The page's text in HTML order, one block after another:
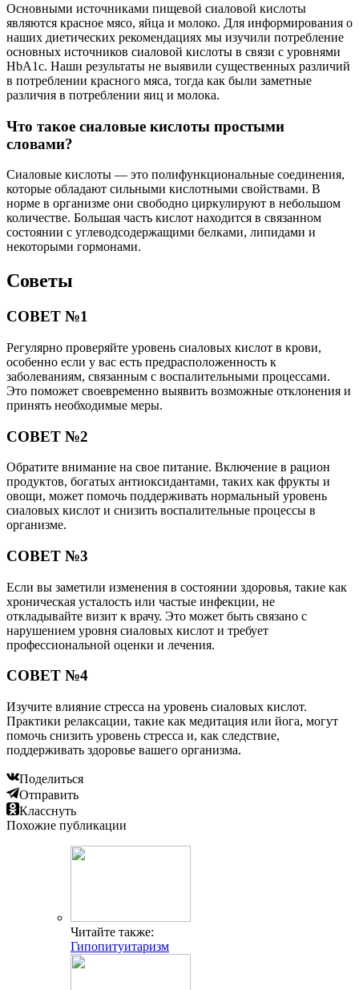
Основными источниками пищевой сиаловой кислоты
являются красное мясо, яйца и молоко. Для информирования о
наших диетических рекомендациях мы изучили потребление
основных источников сиаловой кислоты в связи с уровнями
HbA1c. Наши результаты не выявили существенных различий
в потреблении красного мяса, тогда как были заметные
различия в потреблении яиц и молока.
Что такое сиаловые кислоты простыми
словами?
Сиаловые кислоты — это полифункциональные соединения,
которые обладают сильными кислотными свойствами. В
норме в организме они свободно циркулируют в небольшом
количестве. Большая часть кислот находится в связанном
состоянии с углеводсодержащими белками, липидами и
некоторыми гормонами.
Советы
СОВЕТ №1
Регулярно проверяйте уровень сиаловых кислот в крови,
особенно если у вас есть предрасположенность к
заболеваниям, связанным с воспалительными процессами.
Это поможет своевременно выявить возможные отклонения и
принять необходимые меры.
СОВЕТ №2
Обратите внимание на свое питание. Включение в рацион
продуктов, богатых антиоксидантами, таких как фрукты и
овощи, может помочь поддерживать нормальный уровень
сиаловых кислот и снизить воспалительные процессы в
организме.
СОВЕТ №3
Если вы заметили изменения в состоянии здоровья, такие как
хроническая усталость или частые инфекции, не
откладывайте визит к врачу. Это может быть связано с
нарушением уровня сиаловых кислот и требует
профессиональной оценки и лечения.
СОВЕТ №4
Изучите влияние стресса на уровень сиаловых кислот.
Практики релаксации, такие как медитация или йога, могут
помочь снизить уровень стресса и, как следствие,
поддерживать здоровье вашего организма.
Поделиться
Отправить
Класснуть
Похожие публикации
Читайте также:
Гипопитуитаризм